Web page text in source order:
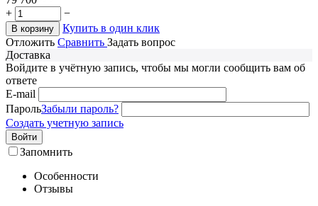
+ −
В корзину
Купить в один клик
Отложить Сравнить Задать вопрос
Доставка
Войдите в учётную запись, чтобы мы могли сообщить вам об
ответе
E-mail
ПарольЗабыли пароль?
Создать учетную запись
Войти
Запомнить
Особенности
Отзывы